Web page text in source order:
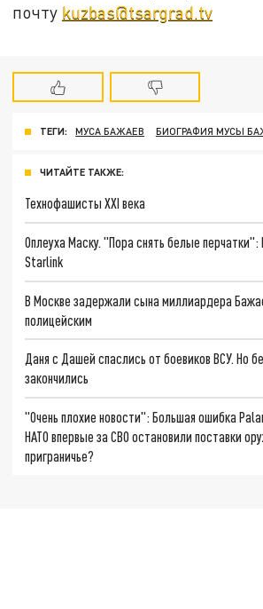
почту kuzbas@tsargrad.tv
ТЕГИ: МУСА БАЖАЕВ БИОГРАФИЯ МУСЫ
ЧИТАЙТЕ ТАКЖЕ:
Технофашисты XXI века
Оплеуха Маску. "Пора снять белые перчатки":
Starlink
В Москве задержали сына миллиардера
полицейским
Даня с Дашей спаслись от боевиков ВСУ. Но
закончились
"Очень плохие новости": Большая ошибка
НАТО впервые за СВО остановили поставки
приграничье?